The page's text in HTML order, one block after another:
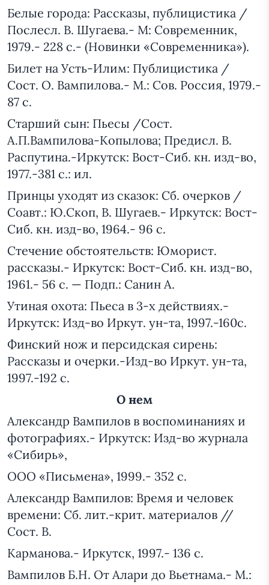
Белые города: Рассказы, публицистика /
Послесл. В. Шугаева.- М: Современник,
1979.- 228 с.- (Новинки «Современника»).
Билет на Усть-Илим: Публицистика /
Сост. О. Вампилова.- М.: Coв. Россия, 1979.-
87 с.
Старший сын: Пьесы /Сост.
А.П.Вампилова-Копылова; Предисл. В.
Распутина.-Иркутск: Вост-Сиб. кн. изд-во,
1977.-381 с.: ил.
Принцы уходят из сказок: Сб. очерков /
Соавт.: Ю.Скоп, В. Шугаев.- Иркутск: Вост-
Сиб. кн. изд-во, 1964.- 96 с.
Стечение обстоятельств: Юморист.
рассказы.- Иркутск: Вост-Сиб. кн. изд-во,
1961.- 56 с. — Подп.: Санин А.
Утиная охота: Пьеса в 3-х действиях.-
Иркутск: Изд-во Иркут. ун-та, 1997.-160с.
Финский нож и персидская сирень:
Рассказы и очерки.-Изд-во Иркут. ун-та,
1997.-192 с.
О нем
Александр Вампилов в воспоминаниях и
фотографиях.- Иркутск: Изд-во журнала
«Сибирь»,
ООО «Письмена», 1999.- 352 с.
Александр Вампилов: Время и человек
времени: Сб. лит.-крит. материалов //
Сост. В.
Карманова.- Иркутск, 1997.- 136 с.
Вампилов Б.Н. От Алари до Вьетнама.- М.: